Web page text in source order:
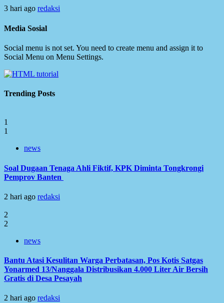
3 hari ago redaksi
Media Sosial
Social menu is not set. You need to create menu and assign it to
Social Menu on Menu Settings.
Trending Posts
1
1
news
Soal Dugaan Tenaga Ahli Fiktif, KPK Diminta Tongkrongi
Pemprov Banten
2 hari ago redaksi
2
2
news
Bantu Atasi Kesulitan Warga Perbatasan, Pos Kotis Satgas
Yonarmed 13/Nanggala Distribusikan 4.000 Liter Air Bersih
Gratis di Desa Pesayah
2 hari ago redaksi